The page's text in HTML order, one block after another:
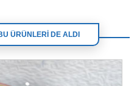
ÜRÜNLERİ DE ALDI